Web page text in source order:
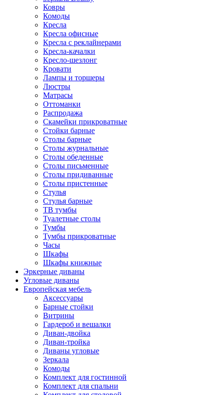
Ковры
Комоды
Кресла
Кресла офисные
Кресла с реклайнерами
Кресла-качалки
Кресло-шезлонг
Кровати
Лампы и торшеры
Люстры
Матрасы
Оттоманки
Распродажа
Скамейки прикроватные
Стойки барные
Столы барные
Столы журнальные
Столы обеденные
Столы письменные
Столы придиванные
Столы пристенные
Стулья
Стулья барные
ТВ тумбы
Туалетные столы
Тумбы
Тумбы прикроватные
Часы
Шкафы
Шкафы книжные
Эркерные диваны
Угловые диваны
Европейская мебель
Аксессуары
Барные стойки
Витрины
Гардероб и вешалки
Диван-двойка
Диван-тройка
Диваны угловые
Зеркала
Комоды
Комплект для гостинной
Комплект для спальни